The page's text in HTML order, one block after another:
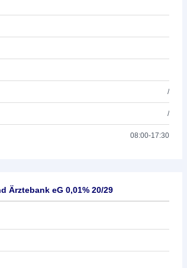
/
/
08:00-17:30
Ärztebank eG 0,01% 20/29